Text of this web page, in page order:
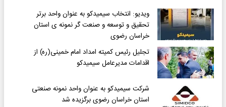
ویدیو: انتخاب سیمیدکو به عنوان واحد برتر
تحقیق و توسعه و صنعت گر نمونه ی استان
خراسان رضوی
تجلیل رئیس کمیته امداد امام خمینی(ره) از
اقدامات مدیرعامل سیمیدکو
شرکت سیمیدکو به عنوان واحد نمونه صنعتی
استان خراسان رضوی برگزیده شد